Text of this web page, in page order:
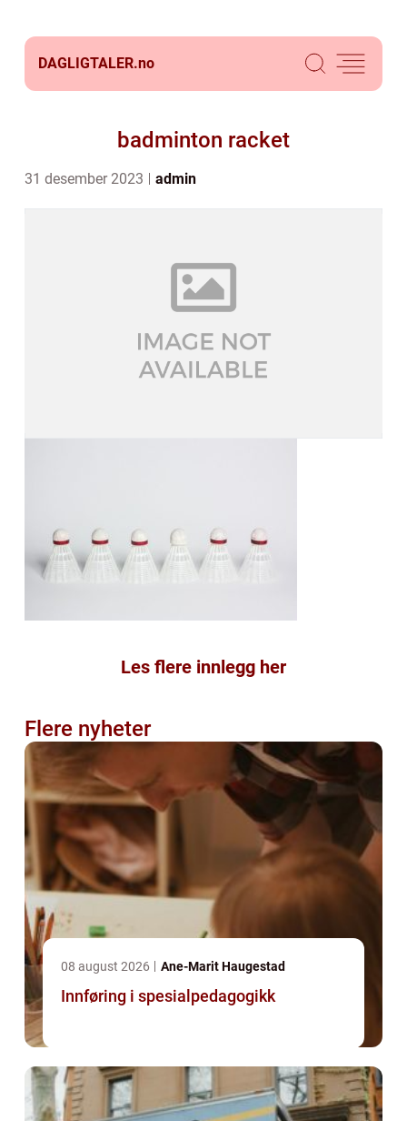
DAGLIGTALER.no
badminton racket
31 desember 2023 admin
Les flere innlegg her
Flere nyheter
08 august 2026 Ane-Marit Haugestad
Innføring i spesialpedagogikk